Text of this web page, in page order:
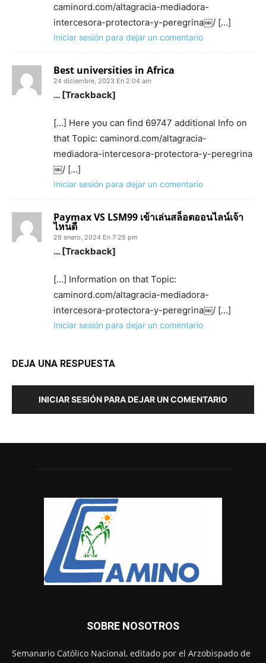
caminord.com/altagracia-mediadora-
intercesora-protectora-y-peregrina￼/ […]
Iniciar sesión para dejar un comentario
Best universities in Africa
24 diciembre, 2023 En 2:04 am
… [Trackback]
[…] Here you can find 69747 additional Info on
that Topic: caminord.com/altagracia-
mediadora-intercesora-protectora-y-peregrina
￼/ […]
Iniciar sesión para dejar un comentario
Paymax VS LSM99 เข้าเล่นสล็อตออนไลน์เจ้า
ไหนดี
28 enero, 2024 En 7:25 pm
… [Trackback]
[…] Information on that Topic:
caminord.com/altagracia-mediadora-
intercesora-protectora-y-peregrina￼/ […]
Iniciar sesión para dejar un comentario
DEJA UNA RESPUESTA
INICIAR SESIÓN PARA DEJAR UN COMENTARIO
SOBRE NOSOTROS
Semanario Católico Nacional, editado por el Arzobispado de